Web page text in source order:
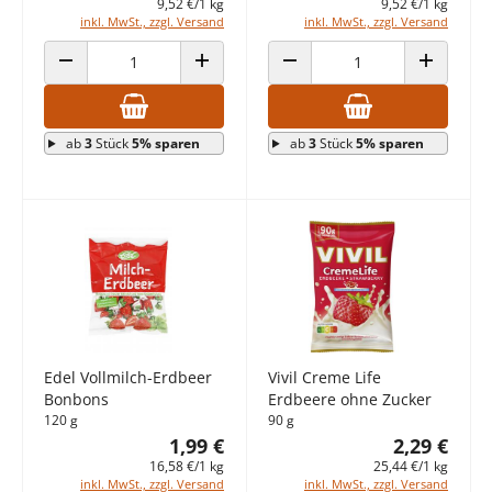
inkl. MwSt., zzgl. Versand
ANZAHL VERRINGERN ANZAHL ERHÖHEN
ab3Stück5% sparen
inkl. MwSt., zzgl. Versand
ANZAHL VERRINGERN ANZAHL
ab3Stück5% sparen
Edel Vollmilch-Erdbeer
Bonbons
120 g
1,99 €
16,58 €/1 kg
inkl. MwSt., zzgl. Versand
Vivil Creme Life
Erdbeere ohne Zucker
90 g
2,29 €
25,44 €/1 kg
inkl. MwSt., zzgl. Versand